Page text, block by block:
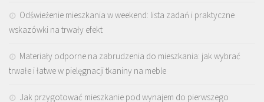
Odświeżenie mieszkania w weekend: lista zadań i praktyczne
wskazówki na trwały efekt
Materiały odporne na zabrudzenia do mieszkania: jak wybrać
trwałe i łatwe w pielęgnacji tkaniny na meble
Jak przygotować mieszkanie pod wynajem do pierwszego